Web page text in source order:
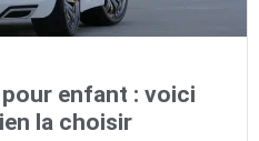
enfant : voici
la choisir